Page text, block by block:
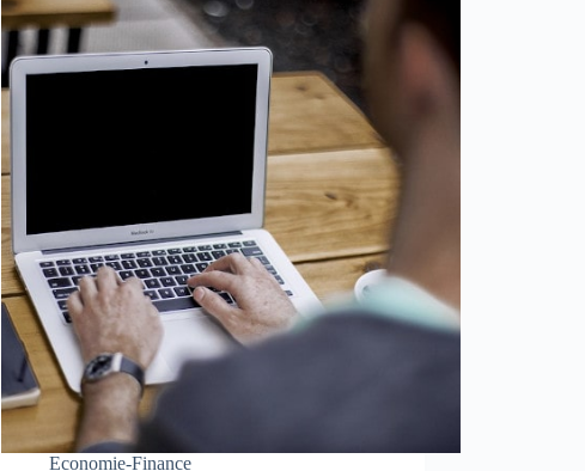
Economie-Finance